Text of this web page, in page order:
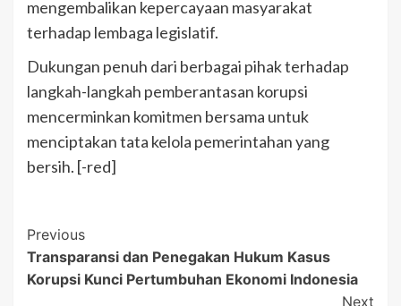
mengembalikan kepercayaan masyarakat
terhadap lembaga legislatif.
Dukungan penuh dari berbagai pihak terhadap
langkah-langkah pemberantasan korupsi
mencerminkan komitmen bersama untuk
menciptakan tata kelola pemerintahan yang
bersih. [-red]
Post
Navigation
Previous
Transparansi dan Penegakan Hukum Kasus
Korupsi Kunci Pertumbuhan Ekonomi Indonesia
Next